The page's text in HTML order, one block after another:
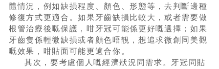
體情況，例如缺損程度、顏色、形態等，去判斷邊種
修復方式更適合。如果牙齒缺損比較大，或者需要做
根管治療後嘅保護，咁牙冠可能係更好嘅選擇；如果
牙齒隻係輕微缺損或者顏色唔靚，想追求微創同美觀
嘅效果，咁貼面可能更適合你。
其次，要考慮個人嘅經濟狀況同需求。牙冠同貼